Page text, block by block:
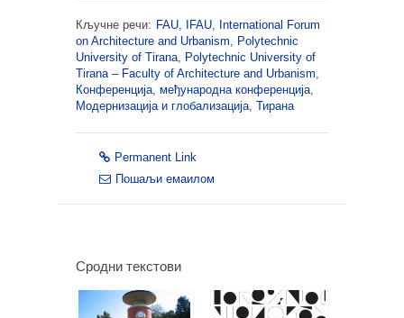
Кључне речи: FAU, IFAU, International Forum
on Architecture and Urbanism, Polytechnic
University of Tirana, Polytechnic University of
Tirana – Faculty of Architecture and Urbanism,
Конференција, међународна конференција,
Модернизација и глобализација, Тирана
Permanent Link
Пошаљи емаилом
Сродни текстови